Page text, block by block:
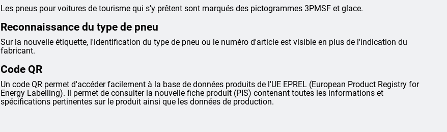
Les pneus pour voitures de tourisme qui s'y prêtent sont marqués des pictogrammes 3PMSF et glace.
Reconnaissance du type de pneu
Sur la nouvelle étiquette, l'identification du type de pneu ou le numéro d'article est visible en plus de l'indication du
fabricant.
Code QR
Un code QR permet d'accéder facilement à la base de données produits de l'UE EPREL (European Product Registry for
Energy Labelling). Il permet de consulter la nouvelle fiche produit (PIS) contenant toutes les informations et
spécifications pertinentes sur le produit ainsi que les données de production.